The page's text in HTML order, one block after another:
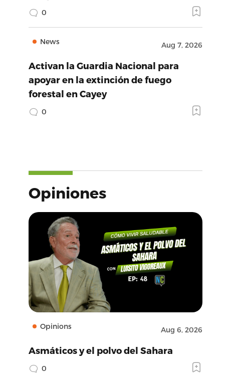
0
News Aug 7, 2026
Activan la Guardia Nacional para
apoyar en la extinción de fuego
forestal en Cayey
0
Opiniones
Opinions Aug 6, 2026
Asmáticos y el polvo del Sahara
0